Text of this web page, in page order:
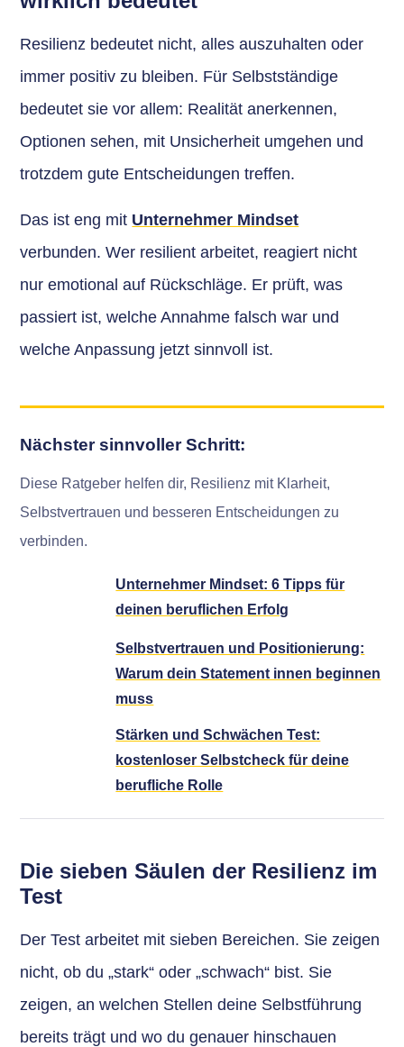
Resilienz bedeutet nicht, alles auszuhalten oder
immer positiv zu bleiben. Für Selbstständige
bedeutet sie vor allem: Realität anerkennen,
Optionen sehen, mit Unsicherheit umgehen und
trotzdem gute Entscheidungen treffen.
Das ist eng mit Unternehmer Mindset
verbunden. Wer resilient arbeitet, reagiert nicht
nur emotional auf Rückschläge. Er prüft, was
passiert ist, welche Annahme falsch war und
welche Anpassung jetzt sinnvoll ist.
Nächster sinnvoller Schritt:
Diese Ratgeber helfen dir, Resilienz mit Klarheit,
Selbstvertrauen und besseren Entscheidungen zu
verbinden.
Unternehmer Mindset: 6 Tipps für
deinen beruflichen Erfolg
Selbstvertrauen und Positionierung:
Warum dein Statement innen beginnen
muss
Stärken und Schwächen Test:
kostenloser Selbstcheck für deine
berufliche Rolle
Die sieben Säulen der Resilienz im
Test
Der Test arbeitet mit sieben Bereichen. Sie zeigen
nicht, ob du „stark“ oder „schwach“ bist. Sie
zeigen, an welchen Stellen deine Selbstführung
bereits trägt und wo du genauer hinschauen